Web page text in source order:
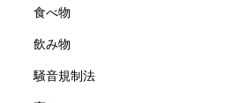
食べ物
飲み物
騒音規制法